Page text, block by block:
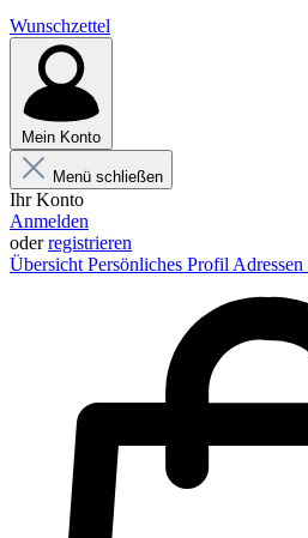
Wunschzettel
Mein Konto
Menü schließen
Ihr Konto
Anmelden
oderregistrieren
Übersicht Persönliches Profil Adressen